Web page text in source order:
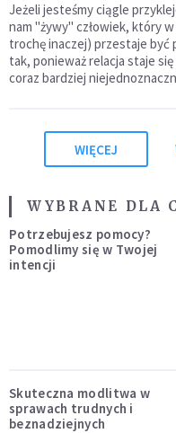
Jeżeli jesteśmy ciągle
nam "żywy" człowiek, który
trochę inaczej) przestaje być
tak, ponieważ relacja staje
coraz bardziej
WIĘCEJ
WYBRANE DLA
Potrzebujesz pomocy?
Pomodlimy się w Twojej
intencji
Skuteczna modlitwa w
sprawach trudnych i
beznadziejnych